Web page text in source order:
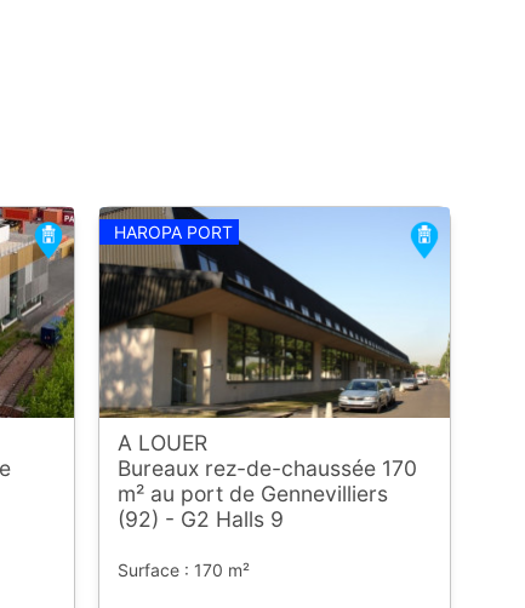
HAROPA PORT
A LOUER
Bureaux rez-de-chaussée 170
m² au port de Gennevilliers
(92) - G2 Halls 9
Surface : 170 m²